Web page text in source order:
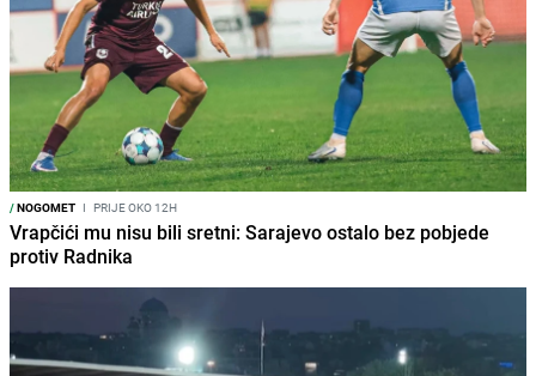
/NOGOMET I PRIJE OKO 12H
Vrapčići mu nisu bili sretni: Sarajevo ostalo bez pobjede
protiv Radnika